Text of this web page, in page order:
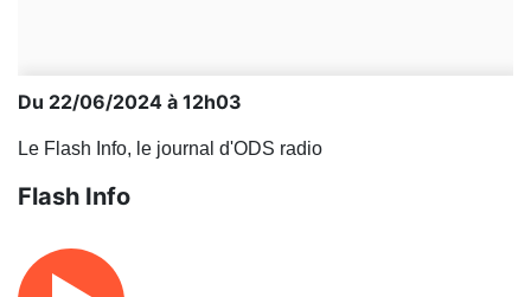
Du 22/06/2024 à 12h03
Le Flash Info, le journal d'ODS radio
Flash Info